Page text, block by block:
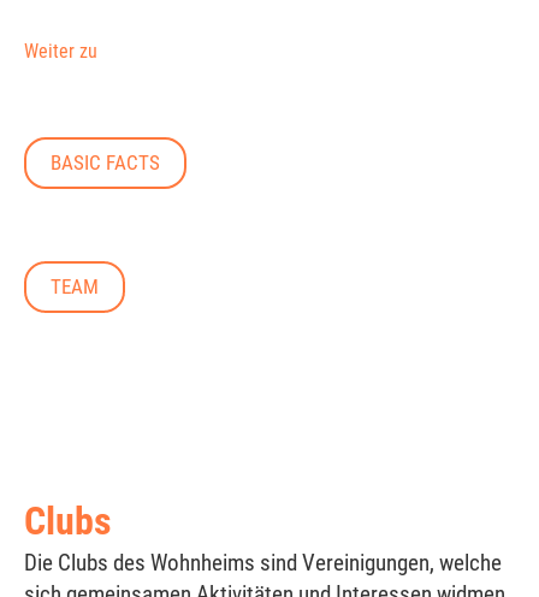
Weiter zu
BASIC FACTS
TEAM
Clubs
Die Clubs des Wohnheims sind Vereinigungen, welche